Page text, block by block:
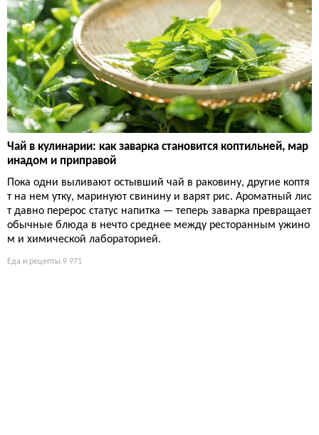
Чай в кулинарии: как заварка становится коптильней, мар
инадом и приправой
Пока одни выливают остывший чай в раковину, другие коптя
т на нем утку, маринуют свинину и варят рис. Ароматный лис
т давно перерос статус напитка — теперь заварка превращает
обычные блюда в нечто среднее между ресторанным ужино
м и химической лабораторией.
Еда и рецепты 9 971